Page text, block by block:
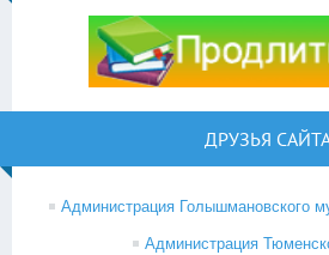
ДРУЗЬЯ
Администрация Голышмановского
Администрация